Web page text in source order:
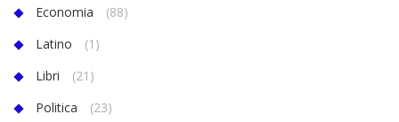
Economia
(88)
Latino
(1)
Libri
(21)
Politica
(23)